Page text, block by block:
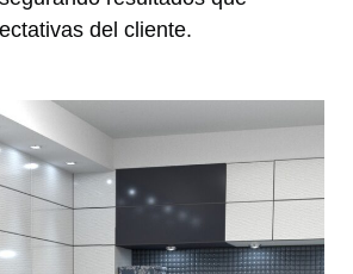
del cliente.